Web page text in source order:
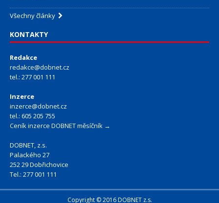
Všechny články
KONTAKTY
Redakce
redakce@dobnet.cz
tel.: 277 001 111
Inzerce
inzerce@dobnet.cz
tel.: 605 205 755
Ceník inzerce DOBNET měsíčník →
DOBNET, z.s.
Palackého 27
252 29 Dobřichovice
Tel.: 277 001 111
Copyright © 2016 DOBNET z.s.